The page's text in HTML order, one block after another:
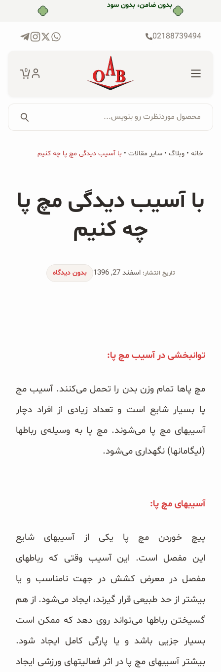
بدون ضامن، بدون سود
02188739494
0
برای:
جستجو...
پکیج‌ها
محصولات ارگانیک
محصولات جو دوسر
شیرین کننده های طبیعی
ترشی و شور
رایس کیک
غلات و دانه‌های سالم
سبوس و جوانه‌ها
وبلاگ
محصول موردنظرت رو بنویس...
خانه • وبلاگ • سایر مقالات • با آسیب دیدگی مچ پا چه کنیم
با آسیب دیدگی مچ پا
چه کنیم
تاریخ انتشار: اسفند 27, 1396 بدون دیدگاه
توانبخشی در آسیب مچ پا:
مچ پاها تمام وزن بدن را تحمل می‌کنند. آسیب مج
پا بسیار شایع است و تعداد زیادی از افراد دچار
آسیبهای مچ پا می‌شوند. مچ پا به وسیله‌ی رباطها
(لیگامانها) نگهداری می‌شود.
آسیبهای مچ پا:
پیچ خوردن مچ پا یکی از آسیبهای شایع
این مفصل است. این آسیب وقتی که رباطهای
مفصل در معرض کشش در جهت نامناسب و یا
بیشتر از حد طبیعی قرار گیرند، ایجاد می‌شود. از هم
گسیختن رباطها می‌تواند روی دهد که ممکن است
بسیار جزیی باشد و یا پارگی کامل ایجاد شود.
بیشتر آسیبهای مچ پا در اثر فعالیتهای ورزشی ایجاد